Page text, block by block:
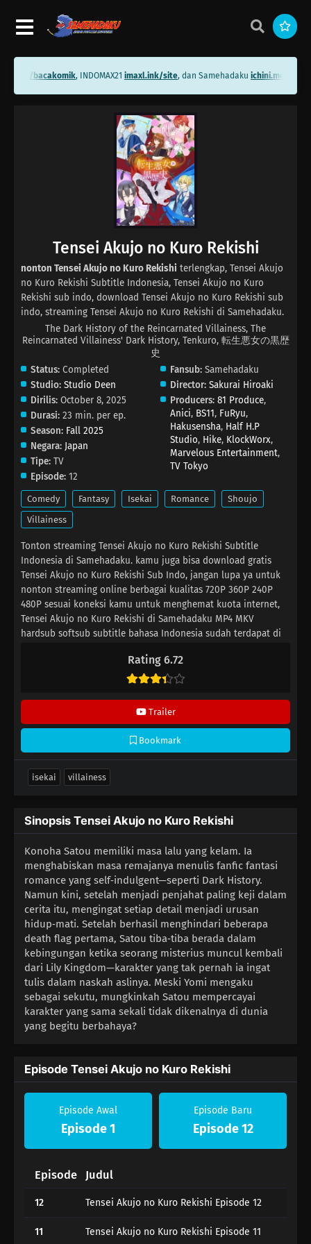
bacakomik, INDOMAX21imaxl.ink/site, dan Samehadakuichini.me/
Rating 6.72
Trailer
Bookmark
Tensei Akujo no Kuro Rekishi
nonton Tensei Akujo no Kuro Rekishi terlengkap, Tensei Akujo
no Kuro Rekishi Subtitle Indonesia, Tensei Akujo no Kuro
Rekishi sub indo, download Tensei Akujo no Kuro Rekishi sub
indo, streaming Tensei Akujo no Kuro Rekishi di Samehadaku.
The Dark History of the Reincarnated Villainess, The
Reincarnated Villainess' Dark History, Tenkuro, 転生悪女の黒歴
史
Status: Completed
Studio: Studio Deen
Dirilis: October 8, 2025
Durasi: 23 min. per ep.
Season: Fall 2025
Negara: Japan
Tipe: TV
Episode: 12
Fansub: Samehadaku
Director: Sakurai Hiroaki
Producers: 81 Produce,
Anici, BS11, FuRyu,
Hakusensha, Half H.P
Studio, Hike, KlockWorx,
Marvelous Entertainment,
TV Tokyo
Comedy Fantasy Isekai Romance
Shoujo
Villainess
Tonton streaming Tensei Akujo no Kuro Rekishi Subtitle
Indonesia di Samehadaku. kamu juga bisa download gratis
Tensei Akujo no Kuro Rekishi Sub Indo, jangan lupa ya untuk
nonton streaming online berbagai kualitas 720P 360P 240P
480P sesuai koneksi kamu untuk menghemat kuota internet,
Tensei Akujo no Kuro Rekishi di Samehadaku MP4 MKV
hardsub softsub subtitle bahasa Indonesia sudah terdapat di
isekai villainess
Sinopsis Tensei Akujo no Kuro Rekishi
Konoha Satou memiliki masa lalu yang kelam. Ia
menghabiskan masa remajanya menulis fanfic fantasi
romance yang self‑indulgent—seperti Dark History.
Namun kini, setelah menjadi penjahat paling keji dalam
cerita itu, mengingat setiap detail menjadi urusan
hidup‑mati. Setelah berhasil menghindari beberapa
death flag pertama, Satou tiba‑tiba berada dalam
kebingungan ketika seorang misterius muncul kembali
dari Lily Kingdom—karakter yang tak pernah ia ingat
tulis dalam naskah aslinya. Meski Yomi mengaku
sebagai sekutu, mungkinkah Satou mempercayai
karakter yang sama sekali tidak dikenalnya di dunia
yang begitu berbahaya?
Episode Tensei Akujo no Kuro Rekishi
Episode Awal
Episode 1
Episode Baru
Episode 12
Episode Judul
12 Tensei Akujo no Kuro Rekishi Episode 12
11 Tensei Akujo no Kuro Rekishi Episode 11